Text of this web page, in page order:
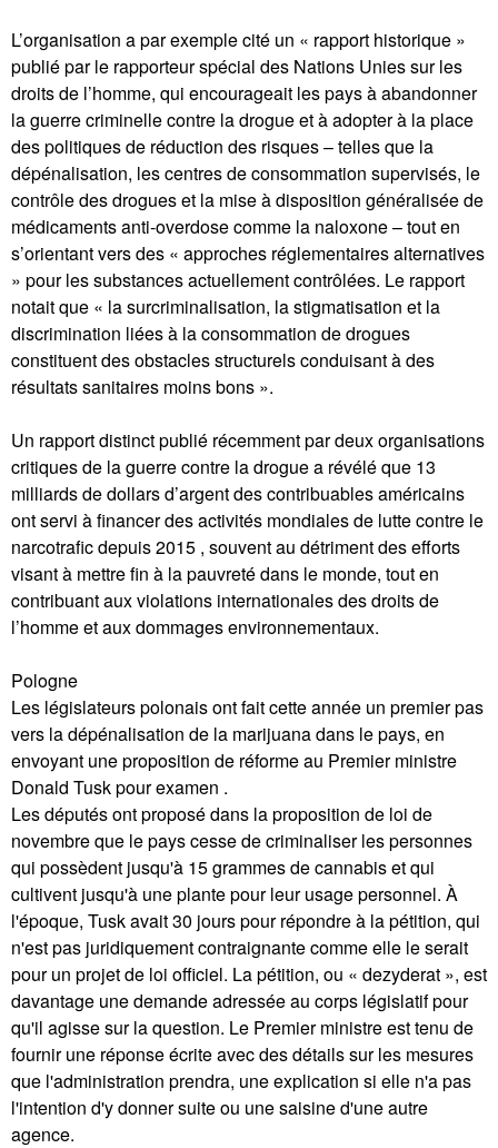
L’organisation a par exemple cité un « rapport historique »
publié par le rapporteur spécial des Nations Unies sur les
droits de l’homme, qui encourageait les pays à abandonner
la guerre criminelle contre la drogue et à adopter à la place
des politiques de réduction des risques – telles que la
dépénalisation, les centres de consommation supervisés, le
contrôle des drogues et la mise à disposition généralisée de
médicaments anti-overdose comme la naloxone – tout en
s’orientant vers des « approches réglementaires alternatives
» pour les substances actuellement contrôlées. Le rapport
notait que « la surcriminalisation, la stigmatisation et la
discrimination liées à la consommation de drogues
constituent des obstacles structurels conduisant à des
résultats sanitaires moins bons ».
Un rapport distinct publié récemment par deux organisations
critiques de la guerre contre la drogue a révélé que 13
milliards de dollars d’argent des contribuables américains
ont servi à financer des activités mondiales de lutte contre le
narcotrafic depuis 2015 , souvent au détriment des efforts
visant à mettre fin à la pauvreté dans le monde, tout en
contribuant aux violations internationales des droits de
l’homme et aux dommages environnementaux.
Pologne
Les législateurs polonais ont fait cette année un premier pas
vers la dépénalisation de la marijuana dans le pays, en
envoyant une proposition de réforme au Premier ministre
Donald Tusk pour examen .
Les députés ont proposé dans la proposition de loi de
novembre que le pays cesse de criminaliser les personnes
qui possèdent jusqu'à 15 grammes de cannabis et qui
cultivent jusqu'à une plante pour leur usage personnel. À
l'époque, Tusk avait 30 jours pour répondre à la pétition, qui
n'est pas juridiquement contraignante comme elle le serait
pour un projet de loi officiel. La pétition, ou « dezyderat », est
davantage une demande adressée au corps législatif pour
qu'il agisse sur la question. Le Premier ministre est tenu de
fournir une réponse écrite avec des détails sur les mesures
que l'administration prendra, une explication si elle n'a pas
l'intention d'y donner suite ou une saisine d'une autre
agence.